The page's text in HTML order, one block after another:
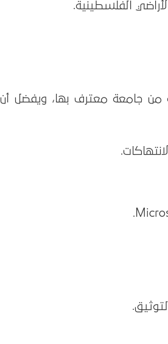
الفلسطينية.
من جامعة معترف بها، ويفضل أن